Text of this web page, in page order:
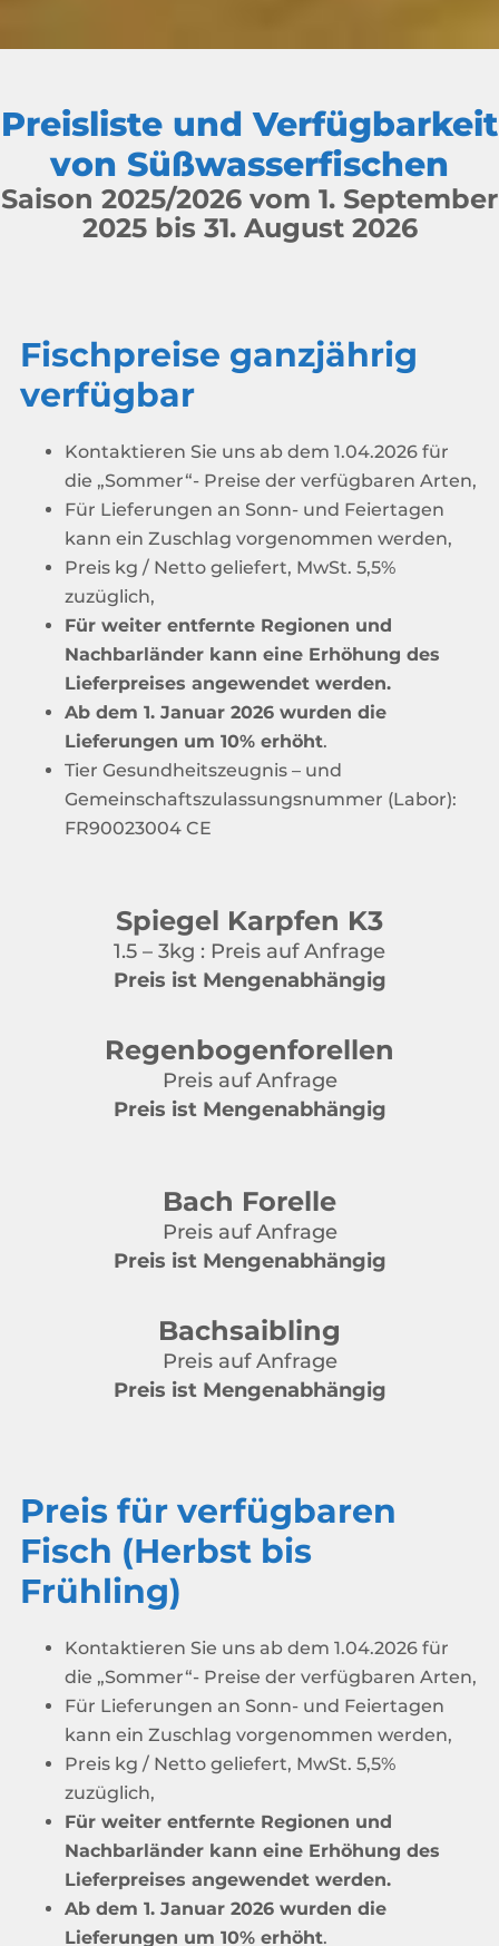
Preisliste und Verfügbarkeit
von Süßwasserfischen
Saison 2025/2026 vom 1. September
2025 bis 31. August 2026
Fischpreise ganzjährig
verfügbar
Kontaktieren Sie uns ab dem 1.04.2026 für
die „Sommer“- Preise der verfügbaren Arten,
Für Lieferungen an Sonn- und Feiertagen
kann ein Zuschlag vorgenommen werden,
Preis kg / Netto geliefert, MwSt. 5,5%
zuzüglich,
Für weiter entfernte Regionen und
Nachbarländer kann eine Erhöhung des
Lieferpreises angewendet werden.
Ab dem 1. Januar 2026 wurden die
Lieferungen um 10% erhöht.
Tier Gesundheitszeugnis – und
Gemeinschaftszulassungsnummer (Labor):
FR90023004 CE
Spiegel Karpfen K3
1.5 – 3kg : Preis auf Anfrage
Preis ist Mengenabhängig
Regenbogenforellen
Preis auf Anfrage
Preis ist Mengenabhängig
Bach Forelle
Preis auf Anfrage
Preis ist Mengenabhängig
Bachsaibling
Preis auf Anfrage
Preis ist Mengenabhängig
Preis für verfügbaren
Fisch (Herbst bis
Frühling)
Kontaktieren Sie uns ab dem 1.04.2026 für
die „Sommer“- Preise der verfügbaren Arten,
Für Lieferungen an Sonn- und Feiertagen
kann ein Zuschlag vorgenommen werden,
Preis kg / Netto geliefert, MwSt. 5,5%
zuzüglich,
Für weiter entfernte Regionen und
Nachbarländer kann eine Erhöhung des
Lieferpreises angewendet werden.
Ab dem 1. Januar 2026 wurden die
Lieferungen um 10% erhöht.